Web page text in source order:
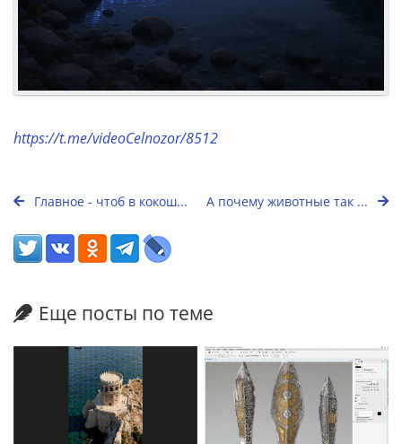
https://t.me/videoCelnozor/8512
Главное - чтоб в кокош... А почему животные так ...
Еще посты по теме